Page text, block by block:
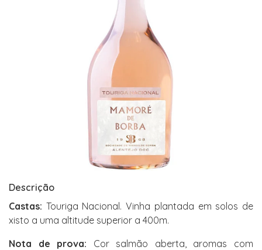
Descrição
Castas: Touriga Nacional. Vinha plantada em solos de
xisto a uma altitude superior a 400m.
Nota de prova: Cor salmão aberta, aromas com